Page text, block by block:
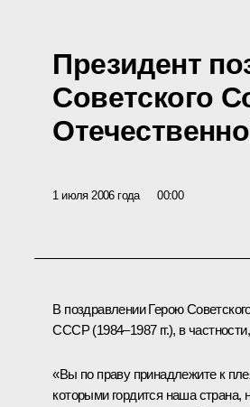
Президент
Советского
1 июля 2006 года 00:00
В поздравлении Герою
СССР (1984–1987 гг.), в
«Вы по праву принадлежите к
которыми гордится наша